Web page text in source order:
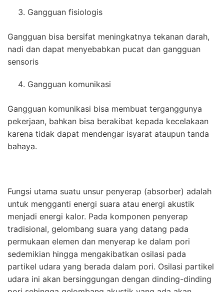
Gangguan fisiologis
Gangguan bisa bersifat meningkatnya tekanan darah,
nadi dan dapat menyebabkan pucat dan gangguan
sensoris
Gangguan komunikasi
Gangguan komunikasi bisa membuat terganggunya
pekerjaan, bahkan bisa berakibat kepada kecelakaan
karena tidak dapat mendengar isyarat ataupun tanda
bahaya.
Fungsi utama suatu unsur penyerap (absorber) adalah
untuk mengganti energi suara atau energi akustik
menjadi energi kalor. Pada komponen penyerap
tradisional, gelombang suara yang datang pada
permukaan elemen dan menyerap ke dalam pori
sedemikian hingga mengakibatkan osilasi pada
partikel udara yang berada dalam pori. Osilasi partikel
udara ini akan bersinggungan dengan dinding-dinding